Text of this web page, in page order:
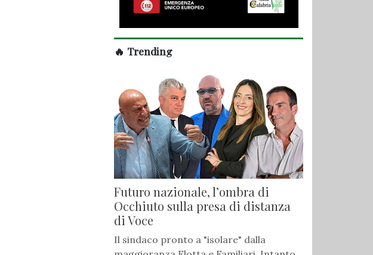
🔥 Trending
Futuro nazionale, l’ombra di
Occhiuto sulla presa di distanza
di Voce
Il sindaco pronto a "isolare" dalla